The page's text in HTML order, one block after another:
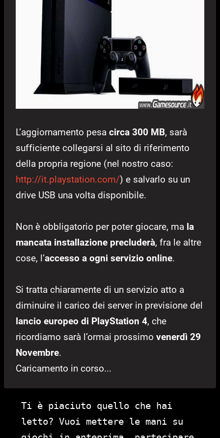
L’aggiornamento pesa circa 300 MB, sarà
sufficiente collegarsi al sito di riferimento
della propria regione (nel nostro caso:
http://it.playstation.com/) e salvarlo su un
drive USB una volta disponibile.
Non è obbligatorio per poter giocare, ma la
mancata installazione precluderà, fra le altre
cose, l’accesso a ogni servizio online.
Si tratta chiaramente di un servizio atto a
diminuire il carico dei server in previsione del
lancio europeo di PlayStation 4, che
ricordiamo sarà l’ormai prossimo venerdì 29
Novembre.
Caricamento in corso...
Ti è piaciuto quello che hai
letto? Vuoi mettere le mani su